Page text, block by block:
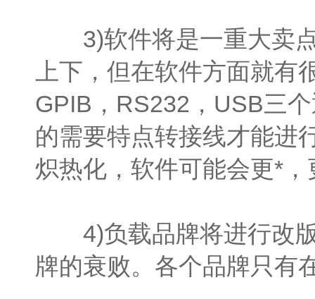
3)软件将是一重大卖点
上下，但在软件方面就
GPIB，RS232，USB三
的需要特点转接线才能进
炽热化，软件可能会更*，
4)负载品牌将进行改版
牌的衰败。各个品牌只有